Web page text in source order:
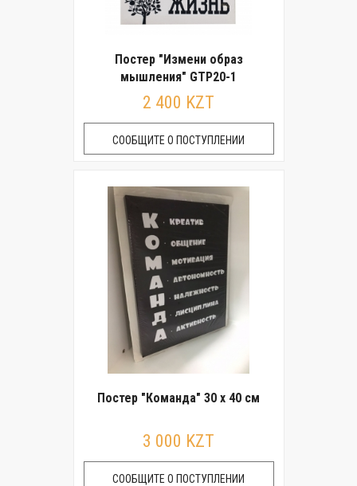
Постер "Измени образ
мышления" GTP20-1
2 400 KZT
СООБЩИТЕ О ПОСТУПЛЕНИИ
Постер "Команда" 30 x 40 см
3 000 KZT
СООБЩИТЕ О ПОСТУПЛЕНИИ